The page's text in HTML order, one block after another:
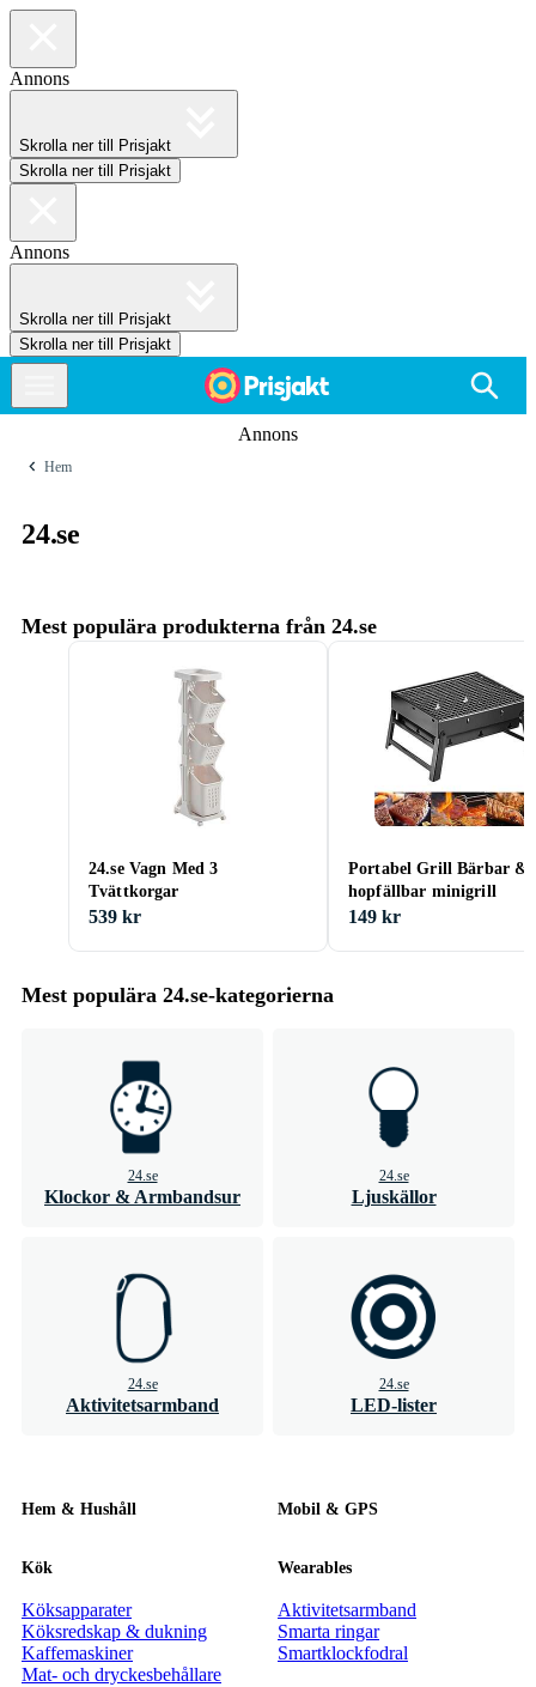
Annons
Skrolla ner till Prisjakt
Skrolla ner till Prisjakt
Annons
Skrolla ner till Prisjakt
Skrolla ner till Prisjakt
Annons
Hem
24.se
Mest populära produkterna från 24.se
24.se Vagn Med 3
Tvättkorgar
539 kr
Portabel Grill Bärbar &
hopfällbar minigrill
149 kr
Mest populära 24.se-kategorierna
24.se
Klockor & Armbandsur
24.se
Ljuskällor
24.se
Aktivitetsarmband
24.se
LED-lister
Hem & Hushåll
Kök
Köksapparater
Köksredskap & dukning
Kaffemaskiner
Mat- och dryckesbehållare
Mobil & GPS
Wearables
Aktivitetsarmband
Smarta ringar
Smartklockfodral